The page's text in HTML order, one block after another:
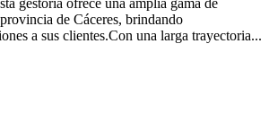
gestoría ofrece una amplia gama de
de Cáceres, brindando
a sus clientes.Con una larga trayectoria...